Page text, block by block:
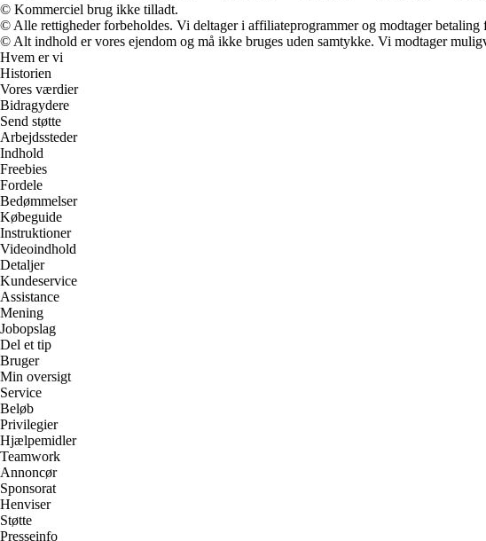
© Kommerciel brug ikke tilladt.
© Alle rettigheder forbeholdes. Vi deltager i affiliateprogrammer og modtager betaling
© Alt indhold er vores ejendom og må ikke bruges uden samtykke. Vi modtager
Hvem er vi
Historien
Vores værdier
Bidragydere
Send støtte
Arbejdssteder
Indhold
Freebies
Fordele
Bedømmelser
Købeguide
Instruktioner
Videoindhold
Detaljer
Kundeservice
Assistance
Mening
Jobopslag
Del et tip
Bruger
Min oversigt
Service
Beløb
Privilegier
Hjælpemidler
Teamwork
Annoncør
Sponsorat
Henviser
Støtte
Presseinfo